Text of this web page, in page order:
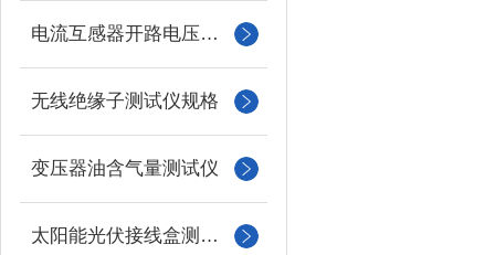
电流互感器开路电压测试仪
无线绝缘子测试仪规格
变压器油含气量测试仪
太阳能光伏接线盒测试仪